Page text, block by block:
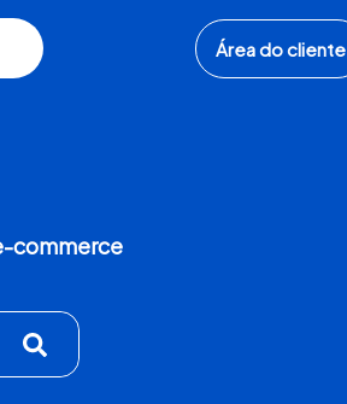
Área do cliente
commerce